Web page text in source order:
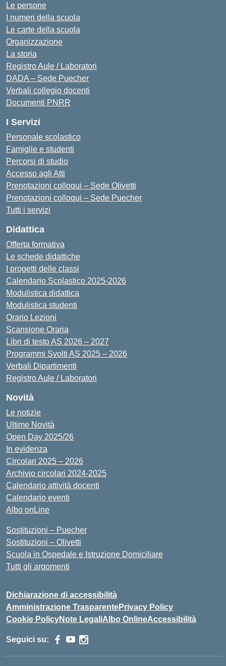
Le persone
I numeri della scuola
Le carte della scuola
Organizzazione
La storia
Registro Aule / Laboratori
DADA – Sede Puecher
Verbali collegio docenti
Documenti PNRR
I Servizi
Personale scolastico
Famiglie e studenti
Percorsi di studio
Accesso agli Atti
Prenotazioni colloqui – Sede Olivetti
Prenotazioni colloqui – Sede Puecher
Tutti i servizi
Didattica
Offerta formativa
Le schede didattiche
I progetti delle classi
Calendario Scolastico 2025-2026
Modulistica didattica
Modulistica studenti
Orario Lezioni
Scansione Oraria
Libri di testo AS 2026 – 2027
Programmi Svolti AS 2025 – 2026
Verbali Dipartimenti
Registro Aule / Laboratori
Novità
Le notizie
Ultime Novità
Open Day 2025/26
In evidenza
Circolari 2025 – 2026
Archivio circolari 2024-2025
Calendario attività docenti
Calendario eventi
Albo onLine
Sostituzioni – Puecher
Sostituzioni – Olivetti
Scuola in Ospedale e Istruzione Domiciliare
Tutti gli argomenti
Dichiarazione di accessibilità
Amministrazione TrasparentePrivacy Policy
Cookie PolicyNote LegaliAlbo OnlineAccessibilità
Seguici su: